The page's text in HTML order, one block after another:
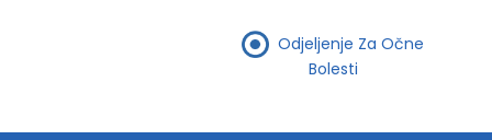
Odjeljenje Za Očne
Bolesti